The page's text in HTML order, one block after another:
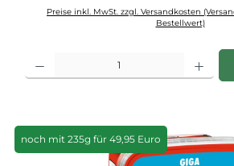
Preise inkl. MwSt. zzgl. Versandkosten
Bestellwert)
noch mit 235g für 49,95 Euro